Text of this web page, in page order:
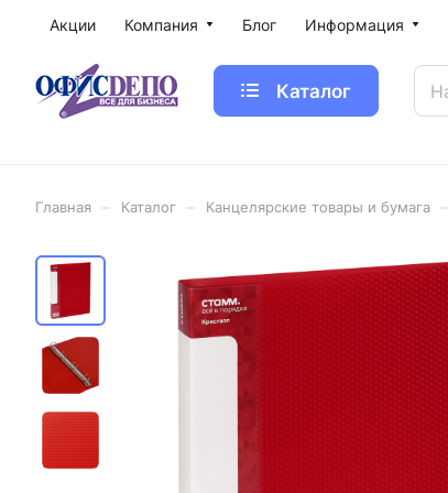
Акции Компания Блог Информация
Каталог
Главная Каталог Канцелярские товары и бумага